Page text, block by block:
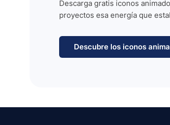
Descarga gratis iconos
proyectos esa energía que
Descubre los iconos